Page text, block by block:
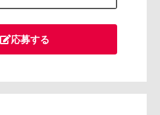
応募する